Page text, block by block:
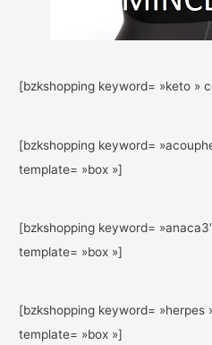
[bzkshopping keyword= »keto »
[bzkshopping keyword=
template= »box »]
[bzkshopping keyword=
template= »box »]
[bzkshopping keyword= »herpes
template= »box »]